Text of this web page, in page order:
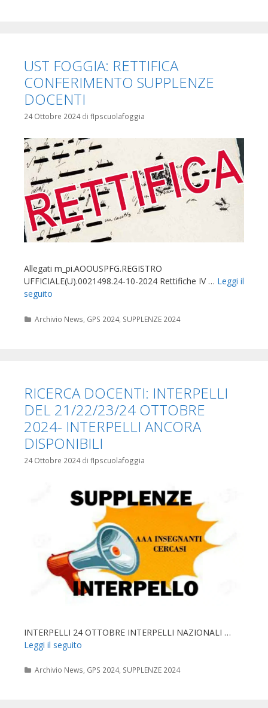
UST FOGGIA: RETTIFICA
CONFERIMENTO SUPPLENZE
DOCENTI
24 Ottobre 2024 di flpscuolafoggia
Allegati m_pi.AOOUSPFG.REGISTRO
UFFICIALE(U).0021498.24-10-2024 Rettifiche IV … Leggi il
seguito
Categorie
Archivio News GPS 2024, SUPPLENZE 2024
RICERCA DOCENTI: INTERPELLI
DEL 21/22/23/24 OTTOBRE
2024- INTERPELLI ANCORA
DISPONIBILI
24 Ottobre 2024 di flpscuolafoggia
INTERPELLI 24 OTTOBRE INTERPELLI NAZIONALI …
Leggi il seguito
Categorie
Archivio News, GPS 2024, SUPPLENZE 2024